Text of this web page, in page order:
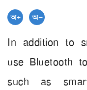
In addition to
use Bluetooth
such as